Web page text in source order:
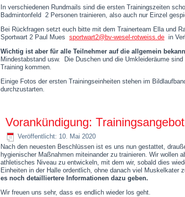
In verschiedenen Rundmails sind die ersten Trainingszeiten
Badmintonfeld 2 Personen trainieren, also auch nur Einzel
Bei Rückfragen setzt euch bitte mit dem Trainerteam Ella und
Sportwart 2 Paul Mues sportwart2@bv-wesel-rotweiss.de in
Wichtig ist aber für alle Teilnehmer auf die allgemein
Mindestabstand usw. Die Duschen und die Umkleideräume
Training kommen.
Einige Fotos der ersten Trainingseinheiten stehen im
durchzustarten.
Vorankündigung: Trainingsangebot
Veröffentlicht: 10. Mai 2020
Nach den neuesten Beschlüssen ist es uns nun gestattet,
hygienischer Maßnahmen miteinander zu trainieren. Wir wollen
athletisches Niveau zu entwickeln, mit dem wir, sobald dies
Einheiten in der Halle ordentlich, ohne danach viel Muskelkater
es noch detailliertere Informationen dazu geben.
Wir freuen uns sehr, dass es endlich wieder los geht.